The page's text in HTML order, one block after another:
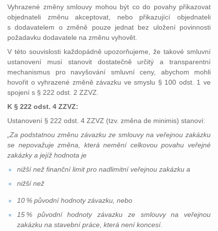
Vyhrazené změny smlouvy mohou být co do povahy přikazovat
objednateli změnu akceptovat, nebo přikazující objednateli
s dodavatelem o změně pouze jednat bez uložení povinnosti
požadavku dodavatele na změnu vyhovět.
V této souvislosti každopádně upozorňujeme, že takové smluvní
ustanovení musí stanovit dostatečně určitý a transparentní
mechanismus pro navyšování smluvní ceny, abychom mohli
hovořit o vyhrazené změně závazku ve smyslu § 100 odst. 1 ve
spojení s § 222 odst. 2 ZZVZ.
K § 222 odst. 4 ZZVZ:
Ustanovení § 222 odst. 4 ZZVZ (tzv. změna de minimis) stanoví:
„Za podstatnou změnu závazku ze smlouvy na veřejnou zakázku
se nepovažuje změna, která nemění celkovou povahu veřejné
zakázky a jejíž hodnota je
nižší než finanční limit pro nadlimitní veřejnou zakázku a
nižší než
10 % původní hodnoty závazku, nebo
15 % původníhodnoty závazku ze smlouvy na veřejnou
zakázku na stavebnípráce, která neníkoncesí.